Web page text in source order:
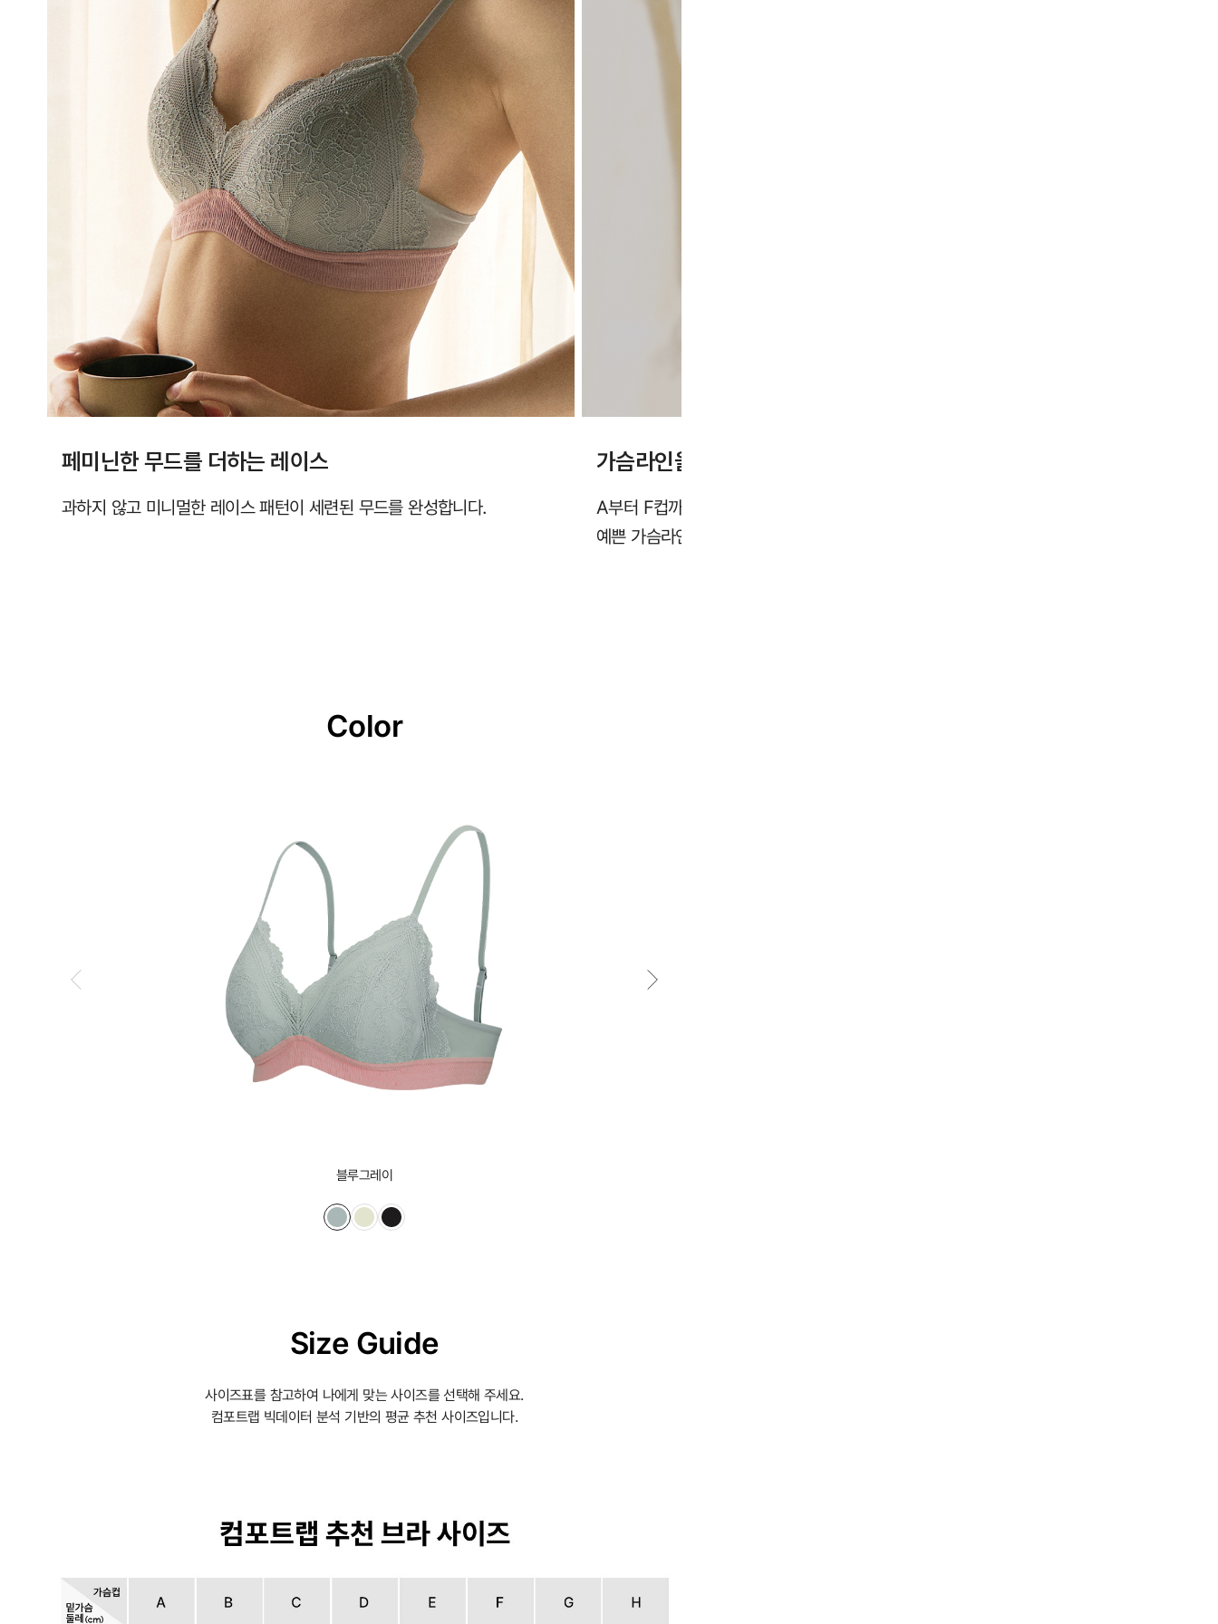
페미닌한 무드를 더하는 레이스
과하지 않고 미니멀한 레이스 패턴이 세련된 무드를 완성합니다.
가슴라인을 살려주는 몰드
A부터 F컵까지, 세미 풀컵 형태의 몰드가 가슴 전체를 들뜸 없이 잡아주어
예쁜 가슴라인을 완성합니다.
Color
블루그레이
Size Guide
사이즈표를 참고하여 나에게 맞는 사이즈를 선택해 주세요.
컴포트랩 빅데이터 분석 기반의 평균 추천 사이즈입니다.